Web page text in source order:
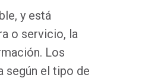
y está
o servicio, la
Los
según el tipo de